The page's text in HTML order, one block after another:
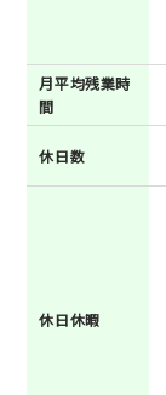
月平均残業時
間
休日数
休日休暇